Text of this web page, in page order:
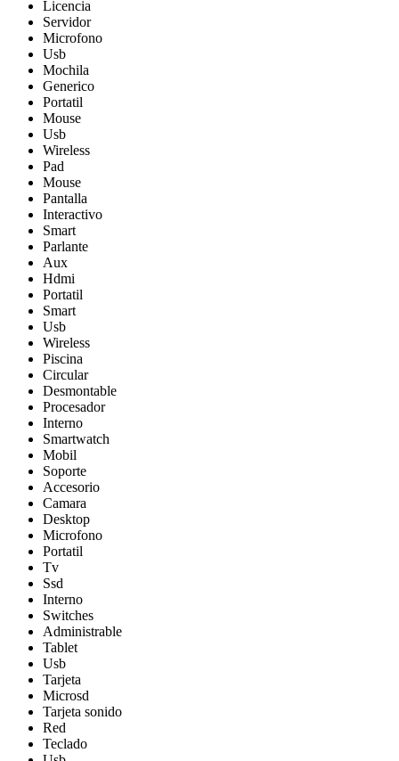
Licencia
Servidor
Microfono
Usb
Mochila
Generico
Portatil
Mouse
Usb
Wireless
Pad
Mouse
Pantalla
Interactivo
Smart
Parlante
Aux
Hdmi
Portatil
Smart
Usb
Wireless
Piscina
Circular
Desmontable
Procesador
Interno
Smartwatch
Mobil
Soporte
Accesorio
Camara
Desktop
Microfono
Portatil
Tv
Ssd
Interno
Switches
Administrable
Tablet
Usb
Tarjeta
Microsd
Tarjeta sonido
Red
Teclado